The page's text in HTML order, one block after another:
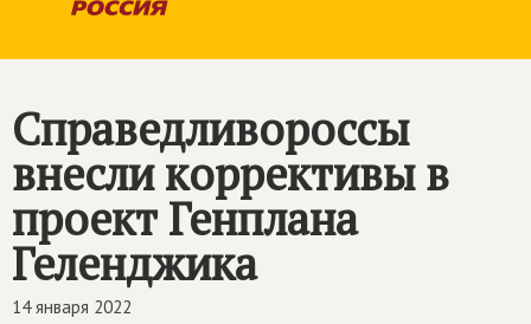
Справедливороссы
внесли коррективы в
проект Генплана
Геленджика
14 января 2022